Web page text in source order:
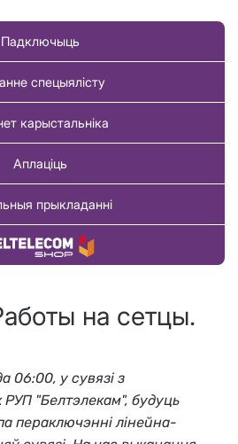
Падключыць
спецыялісту
карыстальніка
Аплаціць
прыкладанні
Купіць тавар
на сетцы.
06:00, у сувязі з
"Белтэлекам", будуць
пераключэнні лінейна-